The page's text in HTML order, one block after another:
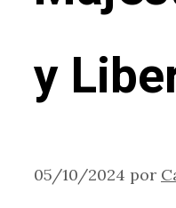
y
05/10/2024 por